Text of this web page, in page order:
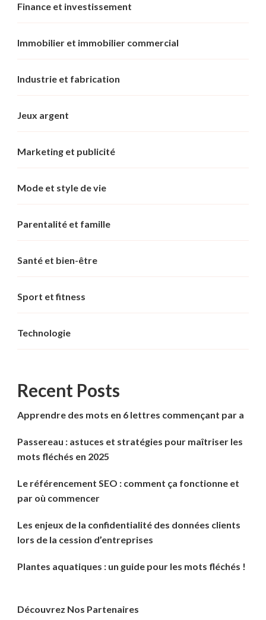
Finance et investissement
Immobilier et immobilier commercial
Industrie et fabrication
Jeux argent
Marketing et publicité
Mode et style de vie
Parentalité et famille
Santé et bien-être
Sport et fitness
Technologie
Recent Posts
Apprendre des mots en 6 lettres commençant par a
Passereau : astuces et stratégies pour maîtriser les
mots fléchés en 2025
Le référencement SEO : comment ça fonctionne et
par où commencer
Les enjeux de la confidentialité des données clients
lors de la cession d’entreprises
Plantes aquatiques : un guide pour les mots fléchés !
Découvrez Nos Partenaires